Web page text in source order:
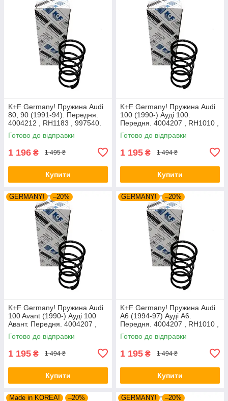
K+F Germany! Пружина Audi
80, 90 (1991-94). Передня.
4004212 , RH1183 , 997540.
К+Ф Німеччина
Готово до відправки
1 196 ₴ 1 495 ₴
Купити
K+F Germany! Пружина Audi
100 (1990-) Ауді 100.
Передня. 4004207 , RH1010 ,
997224. К+Ф Німеччина
Готово до відправки
1 195 ₴ 1 494 ₴
Купити
GERMANY! –20%
K+F Germany! Пружина Audi
100 Avant (1990-) Ауді 100
Авант. Передня. 4004207 ,
RH1010 , 997224. К+Ф
Німеччина
Готово до відправки
1 195 ₴ 1 494 ₴
Купити
GERMANY! –20%
K+F Germany! Пружина Audi
A6 (1994-97) Ауді А6.
Передня. 4004207 , RH1010 ,
997224. К+Ф Німеччина
Готово до відправки
1 195 ₴ 1 494 ₴
Купити
Made in KOREA!
–20%
GERMANY! –20%